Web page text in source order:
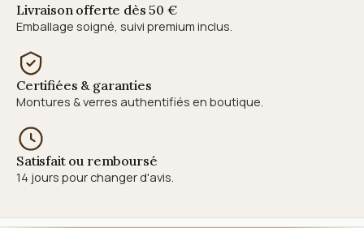
Livraison offerte dès 50 €
Emballage soigné, suivi premium inclus.
Certifiées & garanties
Montures & verres authentifiés en boutique.
Satisfait ou remboursé
14 jours pour changer d'avis.